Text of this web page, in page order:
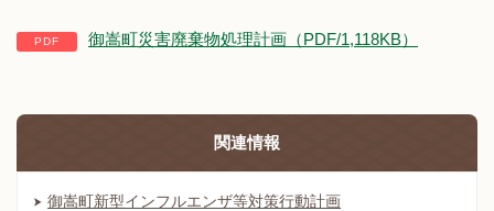
御嵩町災害廃棄物処理計画（PDF/1,118KB）
関連情報
御嵩町新型インフルエンザ等対策行動計画